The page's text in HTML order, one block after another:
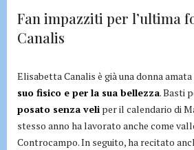
Fan impazziti per l’ultima
Canalis
Elisabetta Canalis è già una donna amata
suo fisico e per la sua bellezza. Basti
posato senza veli per il calendario di
stesso anno ha lavorato anche come
Controcampo. In seguito, ha recitato